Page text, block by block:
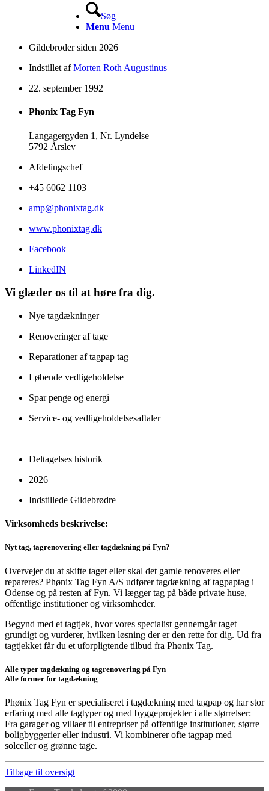
Søg
Menu Menu
Gildebroder siden 2026
Indstillet afMorten Roth Augustinus
22. september 1992
Phønix Tag Fyn
Langagergyden 1, Nr. Lyndelse
5792 Årslev
Afdelingschef
+45 6062 1103
amp@phonixtag.dk
www.phonixtag.dk
Facebook
LinkedIN
Vi glæder os til at høre fra dig.
Nye tagdækninger
Renoveringer af tage
Reparationer af tagpap tag
Løbende vedligeholdelse
Spar penge og energi
Service- og vedligeholdelsesaftaler
Deltagelses historik
2026
Indstillede Gildebrødre
Virksomheds beskrivelse:
Nyt tag, tagrenovering eller tagdækning på Fyn?
Overvejer du at skifte taget eller skal det gamle renoveres eller
repareres? Phønix Tag Fyn A/S udfører tagdækning af tagpaptag i
Odense og på resten af Fyn. Vi lægger tag på både private huse,
offentlige institutioner og virksomheder.
Begynd med et tagtjek, hvor vores specialist gennemgår taget
grundigt og vurderer, hvilken løsning der er den rette for dig. Ud fra
tagtjekket får du et uforpligtende tilbud fra Phønix Tag.
Alle typer tagdækning og tagrenovering på Fyn
Alle former for tagdækning
Phønix Tag Fyn er specialiseret i tagdækning med tagpap og har stor
erfaring med alle tagtyper og med byggeprojekter i alle størrelser:
Fra garager og villaer til entrepriser på offentlige institutioner, større
boligbyggerier eller industri. Vi kombinerer ofte tagpap med
solceller og grønne tage.
Tilbage til oversigt